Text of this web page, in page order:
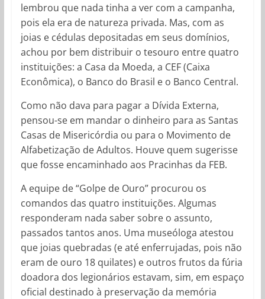
lembrou que nada tinha a ver com a campanha,
pois ela era de natureza privada. Mas, com as
joias e cédulas depositadas em seus domínios,
achou por bem distribuir o tesouro entre quatro
instituições: a Casa da Moeda, a CEF (Caixa
Econômica), o Banco do Brasil e o Banco Central.
Como não dava para pagar a Dívida Externa,
pensou-se em mandar o dinheiro para as Santas
Casas de Misericórdia ou para o Movimento de
Alfabetização de Adultos. Houve quem sugerisse
que fosse encaminhado aos Pracinhas da FEB.
A equipe de “Golpe de Ouro” procurou os
comandos das quatro instituições. Algumas
responderam nada saber sobre o assunto,
passados tantos anos. Uma museóloga atestou
que joias quebradas (e até enferrujadas, pois não
eram de ouro 18 quilates) e outros frutos da fúria
doadora dos legionários estavam, sim, em espaço
oficial destinado à preservação da memória